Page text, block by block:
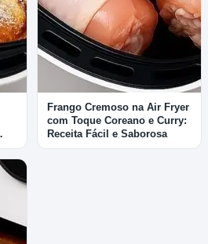
Frango Cremoso na Air Fryer
com Toque Coreano e Curry:
Receita Fácil e Saborosa